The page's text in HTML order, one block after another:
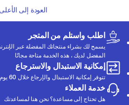
العودة إلى الأعلى
اطلب واستلم من المتجر
يسمح لك بشراء منتجاتك المفضلة عبر
المفضل لديك ، هذه الخدمة متاحة مجانًا
إمكانية الاستبدال والاسترجاع
تتوفر إمكانية الاستبدال والإرجاع خلال 60 يوم
خدمة العملاء
هل تحتاج إلى مساعدة؟ نحن هنا لمساعدتك